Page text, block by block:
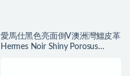
愛馬仕黑色亮面倒V澳洲灣鱷皮革
Hermes Noir Shiny Porosus